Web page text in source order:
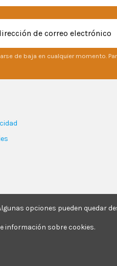
de baja en cualquier momento.
opciones pueden quedar
información sobre cookies.